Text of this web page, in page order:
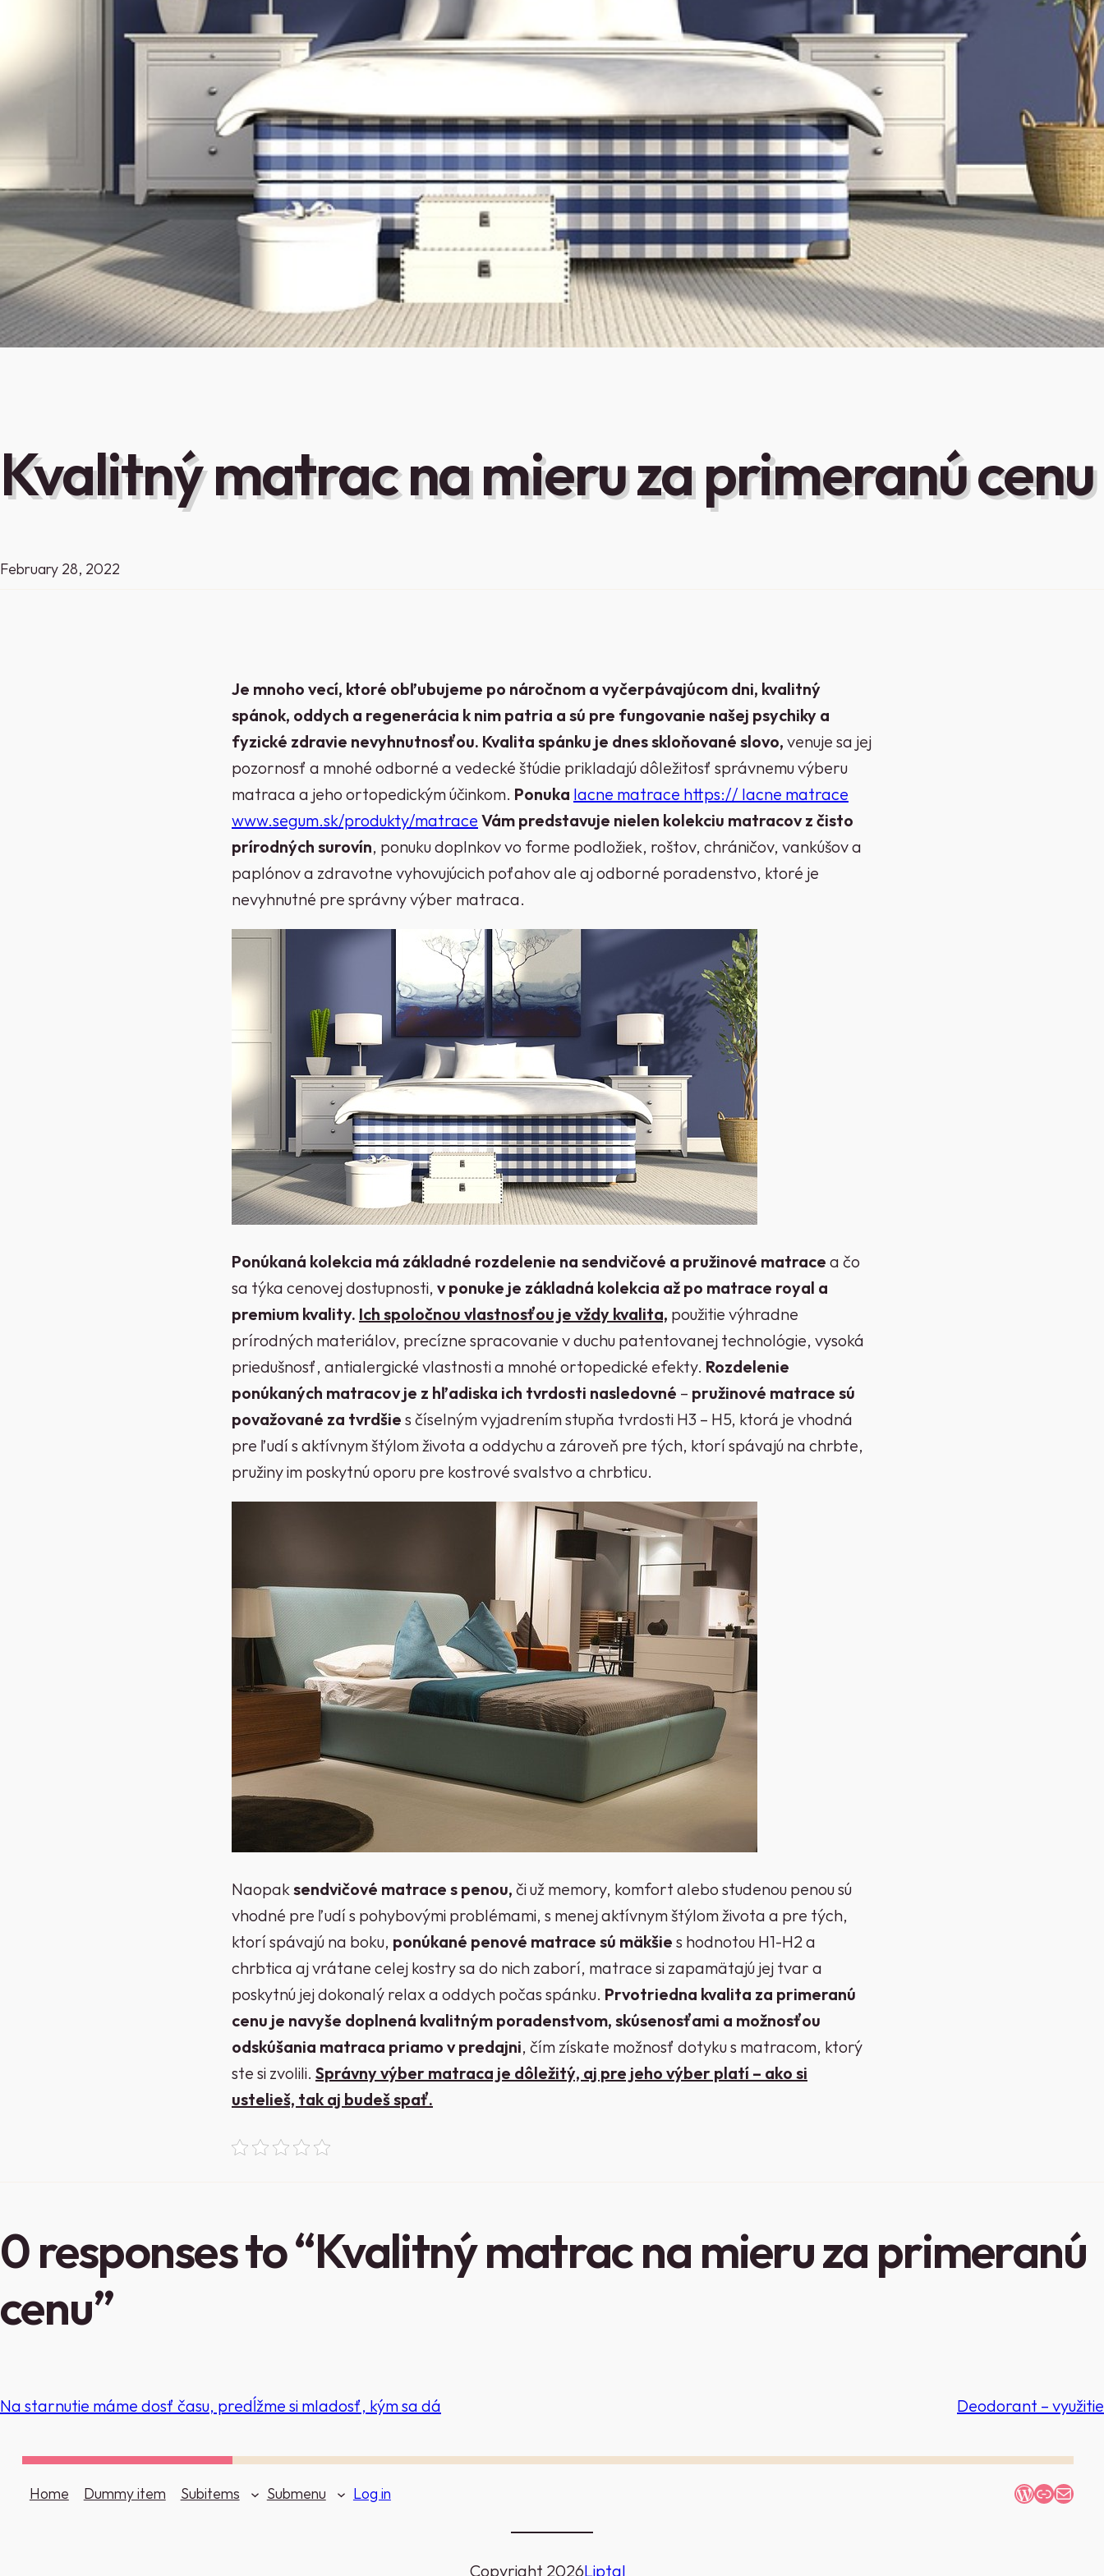
Kvalitný matrac na mieru za primeranú cenu
February 28, 2022
Je mnoho vecí, ktoré obľubujeme po náročnom a vyčerpávajúcom dni, kvalitný
spánok, oddych a regenerácia k nim patria a sú pre fungovanie našej psychiky a
fyzické zdravie nevyhnutnosťou. Kvalita spánku je dnes skloňované slovo, venuje sa jej
pozornosť a mnohé odborné a vedecké štúdie prikladajú dôležitosť správnemu výberu
matraca a jeho ortopedickým účinkom. Ponuka lacne matrace https:// lacne matrace
www.segum.sk/produkty/matrace Vám predstavuje nielen kolekciu matracov z čisto
prírodných surovín, ponuku doplnkov vo forme podložiek, roštov, chráničov, vankúšov a
paplónov a zdravotne vyhovujúcich poťahov ale aj odborné poradenstvo, ktoré je
nevyhnutné pre správny výber matraca.
Ponúkaná kolekcia má základné rozdelenie na sendvičové a pružinové matrace a čo
sa týka cenovej dostupnosti, v ponuke je základná kolekcia až po matrace royal a
premium kvality. Ich spoločnou vlastnosťou je vždy kvalita, použitie výhradne
prírodných materiálov, precízne spracovanie v duchu patentovanej technológie, vysoká
priedušnosť, antialergické vlastnosti a mnohé ortopedické efekty. Rozdelenie
ponúkaných matracov je z hľadiska ich tvrdosti nasledovné – pružinové matrace sú
považované za tvrdšie s číselným vyjadrením stupňa tvrdosti H3 – H5, ktorá je vhodná
pre ľudí s aktívnym štýlom života a oddychu a zároveň pre tých, ktorí spávajú na chrbte,
pružiny im poskytnú oporu pre kostrové svalstvo a chrbticu.
Naopaksendvičové matrace s penou, či už memory, komfort alebo studenou penou sú
vhodné pre ľudí s pohybovými problémami, s menej aktívnym štýlom života a pre tých,
ktorí spávajú na boku, ponúkané penové matrace sú mäkšie s hodnotou H1-H2 a
chrbtica aj vrátane celej kostry sa do nich zaborí, matrace si zapamätajú jej tvar a
poskytnú jej dokonalý relax a oddych počas spánku. Prvotriedna kvalita za primeranú
cenu je navyše doplnená kvalitným poradenstvom, skúsenosťami a možnosťou
odskúšania matraca priamo v predajni, čím získate možnosť dotyku s matracom, ktorý
ste si zvolili. Správny výber matraca je dôležitý, aj pre jeho výber platí – ako si
ustelieš, tak aj budeš spať.
0 responses to “Kvalitný matrac na mieru za primeranú
cenu”
Na starnutie máme dosť času, predĺžme si mladosť, kým sa dá Deodorant – využitie
Home Dummy item Subitems Submenu Log in Link
Mail
Copyright 2026Liptal